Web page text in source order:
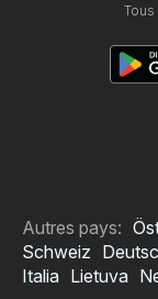
Autres pays:
Schweiz
Italia Lietuva